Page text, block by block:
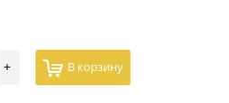
+ В корзину